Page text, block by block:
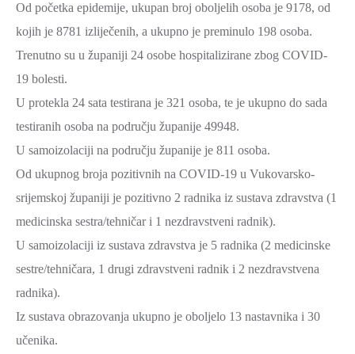
Od početka epidemije, ukupan broj oboljelih osoba je 9178, od
kojih je 8781 izliječenih, a ukupno je preminulo 198 osoba.
Trenutno su u županiji 24 osobe hospitalizirane zbog COVID-
19 bolesti.
U protekla 24 sata testirana je 321 osoba, te je ukupno do sada
testiranih osoba na području županije 49948.
U samoizolaciji na području županije je 811 osoba.
Od ukupnog broja pozitivnih na COVID-19 u Vukovarsko-
srijemskoj županiji je pozitivno 2 radnika iz sustava zdravstva (1
medicinska sestra/tehničar i 1 nezdravstveni radnik).
U samoizolaciji iz sustava zdravstva je 5 radnika (2 medicinske
sestre/tehničara, 1 drugi zdravstveni radnik i 2 nezdravstvena
radnika).
Iz sustava obrazovanja ukupno je oboljelo 13 nastavnika i 30
učenika.